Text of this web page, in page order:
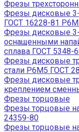
Фрезы
Фрезы дисковые
ГОСТ 16228-81
Фрезы дисковые
оснащенными
сплава ГОСТ 5348-
Фрезы дисковые
стали Р6М5 ГОСТ
Фрезы дисковые
креплением
Фрезы торцовые
Фрезы торцовые
24359-80
Фрезы торцовые